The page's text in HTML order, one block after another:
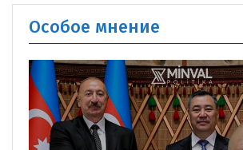
Особое мнение